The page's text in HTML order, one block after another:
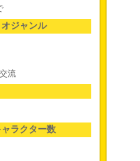
ジャンル
流
ラクター数